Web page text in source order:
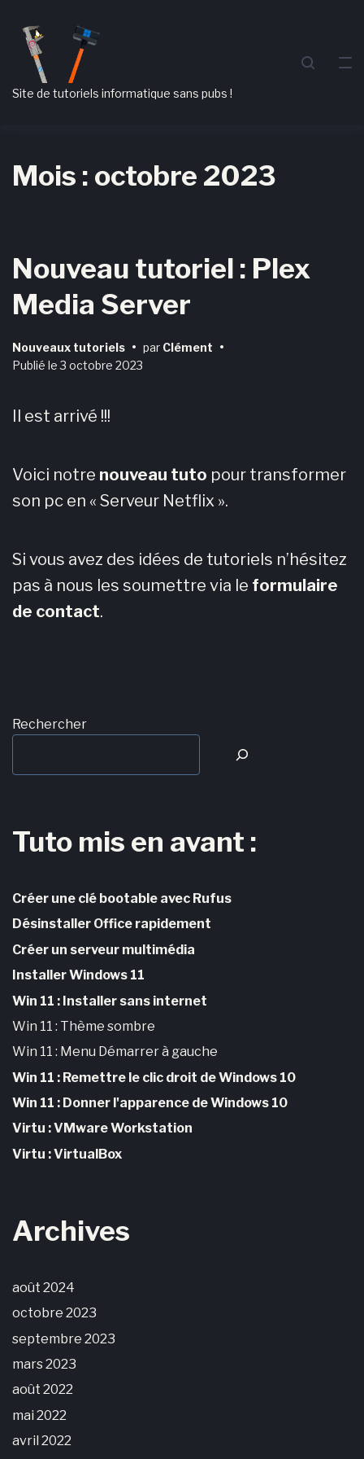
navigation
contenu
deSite de tutoriels informatique sans pubs !
Mois : octobre 2023
Nouveau tutoriel : Plex
Media Server
Nouveaux tutoriels • par Clément •
Publié le3 octobre 2023
Il est arrivé !!!
Voici notre nouveau tuto pour transformer
son pc en « Serveur Netflix ».
Si vous avez des idées de tutoriels n’hésitez
pas à nous les soumettre via le formulaire
de contact.
Rechercher
Tuto mis en avant :
Créer une clé bootable avec Rufus
Désinstaller Office rapidement
Créer un serveur multimédia
Installer Windows 11
Win 11 : Installer sans internet
Win 11 : Thème sombre
Win 11 : Menu Démarrer à gauche
Win 11 : Remettre le clic droit de Windows 10
Win 11 : Donner l'apparence de Windows 10
Virtu : VMware Workstation
Virtu : VirtualBox
Archives
août 2024
octobre 2023
septembre 2023
mars 2023
août 2022
mai 2022
avril 2022